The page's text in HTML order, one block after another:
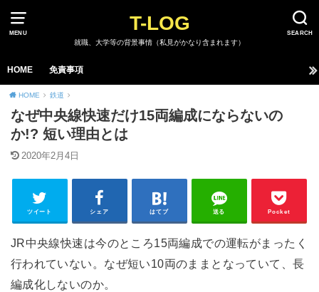
MENU SEARCH
T-LOG
就職、大学等の背景事情（私見がかなり含まれます）
HOME 免責事項
HOME 鉄道
なぜ中央線快速だけ15両編成にならないの
か!? 短い理由とは
2020年2月4日
ツイート シェア はてブ 送る Pocket
JR中央線快速は今のところ15両編成での運転がまったく
行われていない。なぜ短い10両のままとなっていて、長
編成化しないのか。